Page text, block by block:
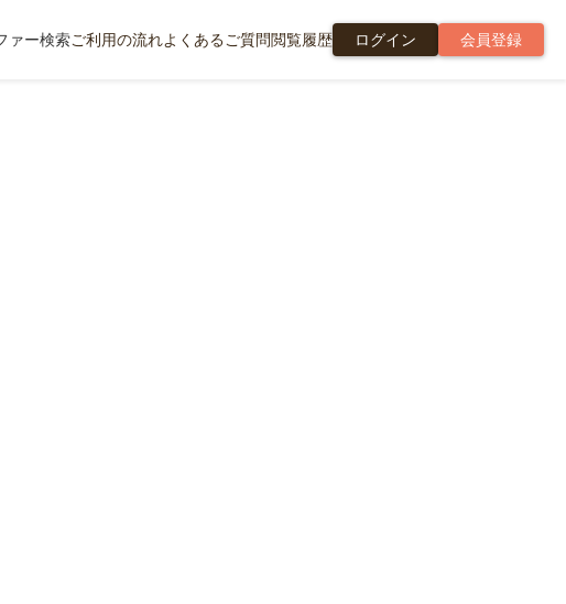
ァー検索ご利用の流れよくあるご質問閲覧履歴 ログイン 会員登録